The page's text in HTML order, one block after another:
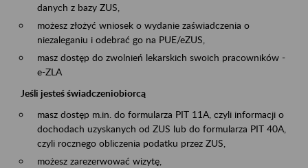
danych z bazy ZUS,
możesz złożyć wniosek o wydanie zaświadczenia o
niezaleganiu i odebrać go na PUE/eZUS,
masz dostęp do zwolnień lekarskich swoich pracowników -
e-ZLA
Jeśli jesteś świadczeniobiorcą
masz dostęp m.in. do formularza PIT 11A, czyli informacji o
dochodach uzyskanych od ZUS lub do formularza PIT 40A,
czyli rocznego obliczenia podatku przez ZUS,
możesz zarezerwować wizytę,